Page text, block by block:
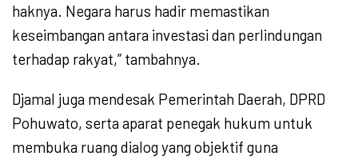
haknya. Negara harus hadir memastikan
keseimbangan antara investasi dan perlindungan
terhadap rakyat,” tambahnya.
Djamal juga mendesak Pemerintah Daerah, DPRD
Pohuwato, serta aparat penegak hukum untuk
membuka ruang dialog yang objektif guna